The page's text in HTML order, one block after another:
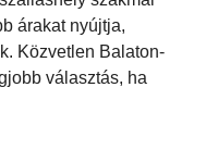
árakat nyújtja,
Közvetlen Balaton-
választás, ha